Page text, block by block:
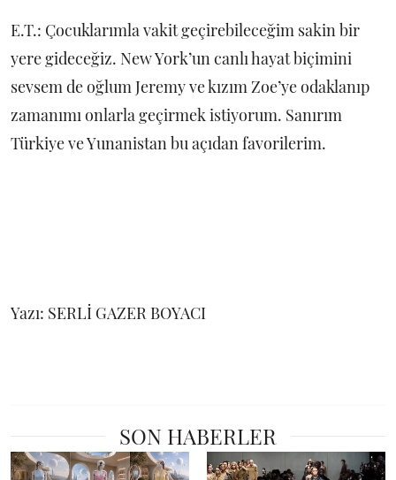
E.T.: Çocuklarımla vakit geçirebileceğim sakin bir
yere gideceğiz. New York’un canlı hayat biçimini
sevsem de oğlum Jeremy ve kızım Zoe’ye odaklanıp
zamanımı onlarla geçirmek istiyorum. Sanırım
Türkiye ve Yunanistan bu açıdan favorilerim.
Yazı: SERLİ GAZER BOYACI
SON HABERLER